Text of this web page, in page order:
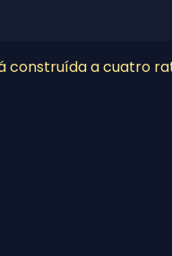
construída a cuatro